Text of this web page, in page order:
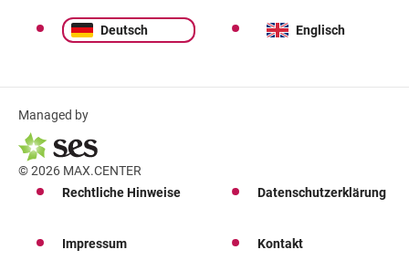
Deutsch Englisch
Managed by
© 2026 MAX.CENTER
Rechtliche Hinweise
Datenschutzerklärung
Impressum Kontakt